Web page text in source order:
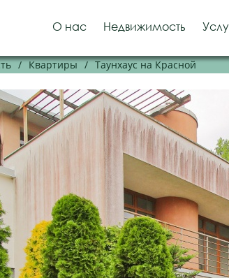
О нас Недвижимость
/ Квартиры / Таунхаус на Красной